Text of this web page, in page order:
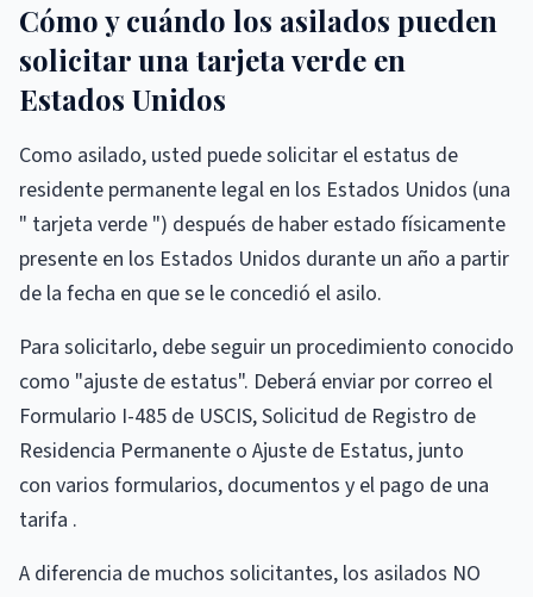
Cómo y cuándo los asilados pueden
solicitar una tarjeta verde en
Estados Unidos
Como asilado, usted puede solicitar el estatus de
residente permanente legal en los Estados Unidos (una
" tarjeta verde ") después de haber estado físicamente
presente en los Estados Unidos durante un año a partir
de la fecha en que se le concedió el asilo.
Para solicitarlo, debe seguir un procedimiento conocido
como "ajuste de estatus". Deberá enviar por correo el
Formulario I-485 de USCIS, Solicitud de Registro de
Residencia Permanente o Ajuste de Estatus, junto
con varios formularios, documentos y el pago de una
tarifa .
A diferencia de muchos solicitantes, los asilados NO